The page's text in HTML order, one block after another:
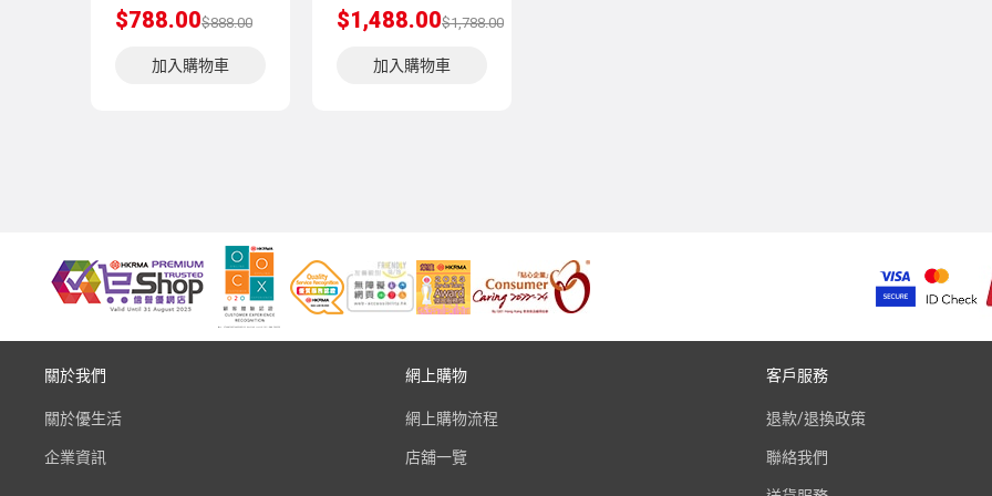
$788.00$888.00
加入購物車
$1,488.00$1,788.00
加入購物車
關於我們
關於優生活
企業資訊
網上購物
網上購物流程
店舖一覽
客戶服務
退款/退換政策
聯絡我們